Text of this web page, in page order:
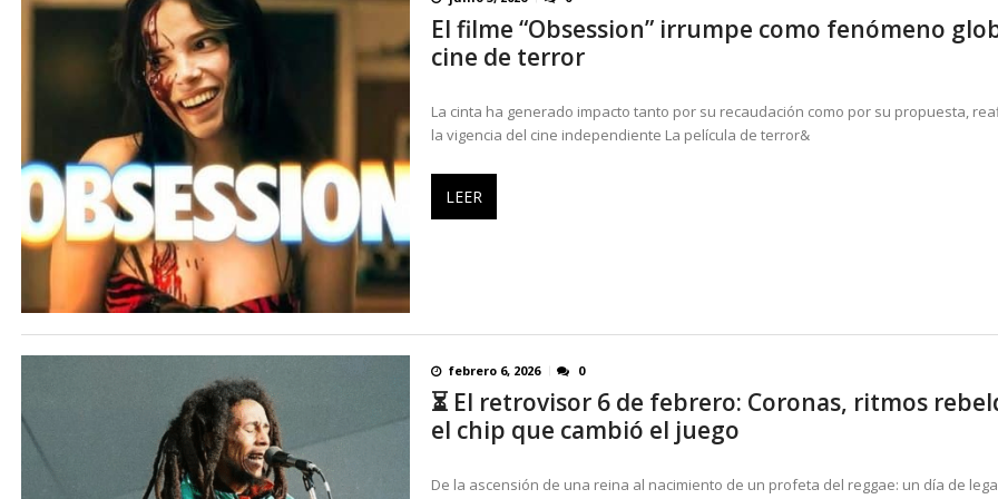
El filme “Obsession” irrumpe como fenómeno
cine de terror
La cinta ha generado impacto tanto por su recaudación como por su propuesta,
la vigencia del cine independiente La película de terror&
LEER
febrero 6, 2026 0
⏳ El retrovisor 6 de febrero: Coronas, ritmos
el chip que cambió el juego
De la ascensión de una reina al nacimiento de un profeta del reggae: un día de